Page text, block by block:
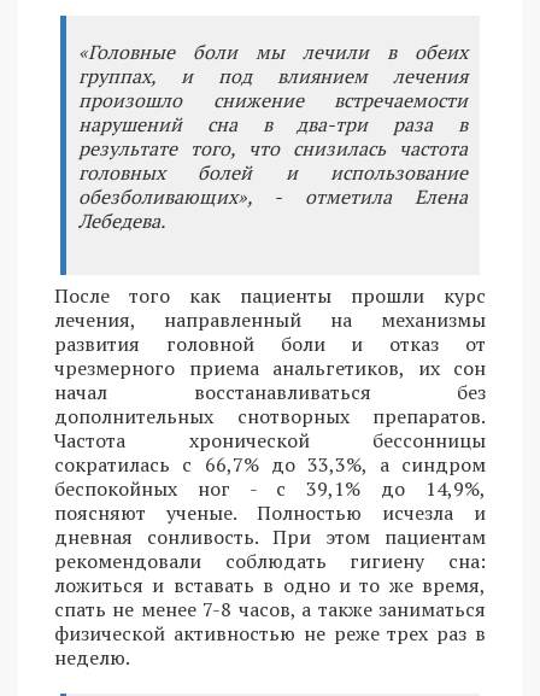
«Головные боли мы лечили в обеих
группах, и под влиянием лечения
произошло снижение встречаемости
нарушений сна в два-три раза в
результате того, что снизилась частота
головных болей и использование
обезболивающих», - отметила Елена
Лебедева.
После того как пациенты прошли курс
лечения, направленный на механизмы
развития головной боли и отказ от
чрезмерного приема анальгетиков, их сон
начал восстанавливаться без
дополнительных снотворных препаратов.
Частота хронической бессонницы
сократилась с 66,7% до 33,3%, а синдром
беспокойных ног - с 39,1% до 14,9%,
поясняют ученые. Полностью исчезла и
дневная сонливость. При этом пациентам
рекомендовали соблюдать гигиену сна:
ложиться и вставать в одно и то же время,
спать не менее 7-8 часов, а также заниматься
физической активностью не реже трех раз в
неделю.